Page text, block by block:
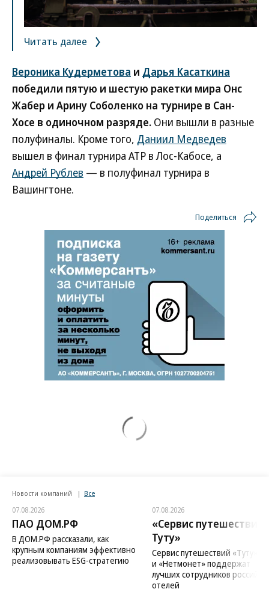
Читать далее
Вероника Кудерметова и Дарья Касаткина
победили пятую и шестую ракетки мира Онс
Жабер и Арину Соболенко на турнире в Сан-
Хосе в одиночном разряде. Они вышли в разные
полуфиналы. Кроме того, Даниил Медведев
вышел в финал турнира ATP в Лос-Кабосе, а
Андрей Рублев — в полуфинал турнира в
Вашингтоне.
Поделиться
Новости компаний Все
07.08.2026
ПАО ДОМ.РФ
В ДОМ.РФ рассказали, как
крупным компаниям эффективно
реализовывать ESG-стратегию
07.08.2026
«Сервис путешествий
Туту»
Сервис путешествий «Туту»
и «Нетмонет» поддержат
лучших сотрудников
отелей